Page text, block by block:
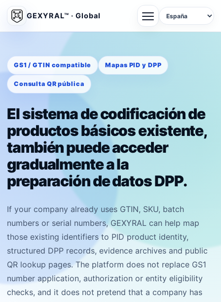
GEXYRAL™ · Global
GS1 / GTIN compatible Mapas PID y DPP
Consulta QR pública
El sistema de codificación de
productos básicos existente,
también puede acceder
gradualmente a la
preparación de datos DPP.
If your company already uses GTIN, SKU, batch
numbers or serial numbers, GEXYRAL can help map
those existing identifiers to PID product identity,
structured DPP records, evidence archives and public
QR lookup pages. The platform does not replace GS1
number application, authorization or entity eligibility
checks, and it does not pretend that a company has